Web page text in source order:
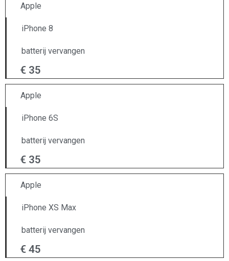
Apple
iPhone 8
batterij vervangen
€ 35
Apple
iPhone 6S
batterij vervangen
€ 35
Apple
iPhone XS Max
batterij vervangen
€ 45